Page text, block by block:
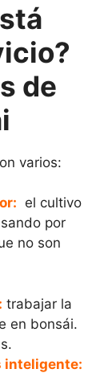
de
varios:
el cultivo
por
no son
trabajar la
en bonsái.
inteligente: